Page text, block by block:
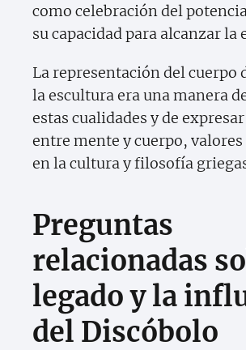
como celebración del
su capacidad para alcanzar la
La representación del cuerpo
la escultura era una manera
estas cualidades y de
entre mente y cuerpo, valores
en la cultura y filosofía
Preguntas
relacionadas
legado y la
del Discóbolo